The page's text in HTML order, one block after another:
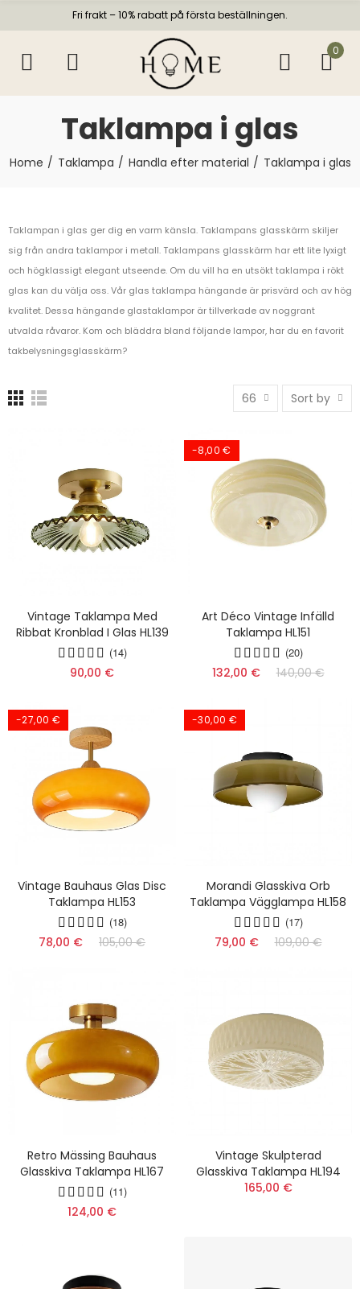
Fri frakt – 10% rabatt på första beställningen.
0
Taklampa i glas
Home Taklampa Handla efter material Taklampa i glas
Taklampan i glas ger dig en varm känsla. Taklampans glasskärm skiljer
sig från andra taklampor i metall. Taklampans glasskärm har ett lite lyxigt
och högklassigt elegant utseende. Om du vill ha en utsökt taklampa i rökt
glas kan du välja oss. Vår glas taklampa hängande är prisvärd och av hög
kvalitet. Dessa hängande glastaklampor är tillverkade av noggrant
utvalda råvaror. Kom och bläddra bland följande lampor, har du en favorit
takbelysningsglasskärm?
66 Sort by
Vintage Taklampa Med
Ribbat Kronblad I Glas HL139
(14)
90,00 €
-8,00 €
Art Déco Vintage Infälld
Taklampa HL151
(20)
132,00 € 140,00 €
-27,00 €
Vintage Bauhaus Glas Disc
Taklampa HL153
(18)
78,00 € 105,00 €
-30,00 €
Morandi Glasskiva Orb
Taklampa Vägglampa HL158
(17)
79,00 € 109,00 €
Retro Mässing Bauhaus
Glasskiva Taklampa HL167
(11)
124,00 €
Vintage Skulpterad
Glasskiva Taklampa HL194
165,00 €